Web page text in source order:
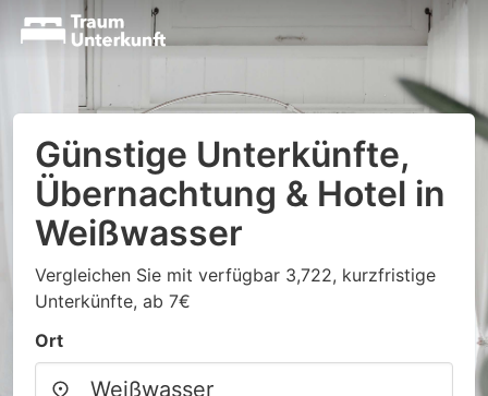
Günstige Unterkünfte,
Übernachtung & Hotel in
Weißwasser
Vergleichen Sie mit verfügbar 3,722, kurzfristige
Unterkünfte, ab 7€
Ort